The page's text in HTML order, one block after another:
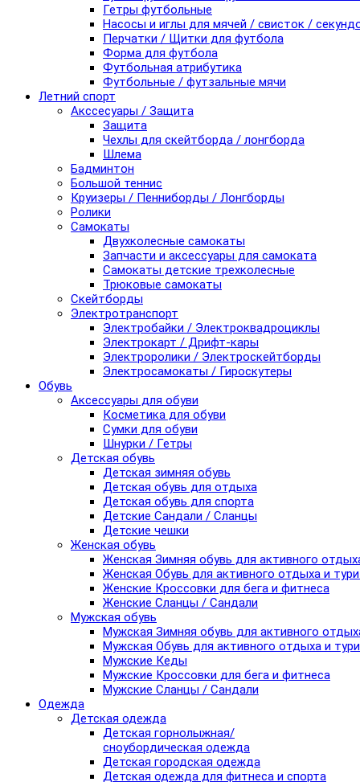
Гетры футбольные
Насосы и иглы для мячей / свисток /
Перчатки / Щитки для футбола
Форма для футбола
Футбольная атрибутика
Футбольные / футзальные мячи
Летний спорт
Акссесуары / Защита
Защита
Чехлы для скейтборда / лонгборда
Шлема
Бадминтон
Большой теннис
Круизеры / Пенниборды / Лонгборды
Ролики
Самокаты
Двухколесные самокаты
Запчасти и аксессуары для самоката
Самокаты детские трехколесные
Трюковые самокаты
Скейтборды
Электротранспорт
Электробайки / Электроквадроциклы
Электрокарт / Дрифт-кары
Электроролики / Электроскейтборды
Электросамокаты / Гироскутеры
Обувь
Аксессуары для обуви
Косметика для обуви
Сумки для обуви
Шнурки / Гетры
Детская обувь
Детская зимняя обувь
Детская обувь для отдыха
Детская обувь для спорта
Детские Сандали / Сланцы
Детские чешки
Женская обувь
Женская Зимняя обувь для активного
Женская Обувь для активного отдыха и
Женские Кроссовки для бега и фитнеса
Женские Сланцы / Сандали
Мужская обувь
Мужская Зимняя обувь для активного
Мужская Обувь для активного отдыха и
Мужские Кеды
Мужские Кроссовки для бега и фитнеса
Мужские Сланцы / Сандали
Одежда
Детская одежда
Детская горнолыжная/
сноубордическая одежда
Детская городская одежда
Детская одежда для фитнеса и спорта